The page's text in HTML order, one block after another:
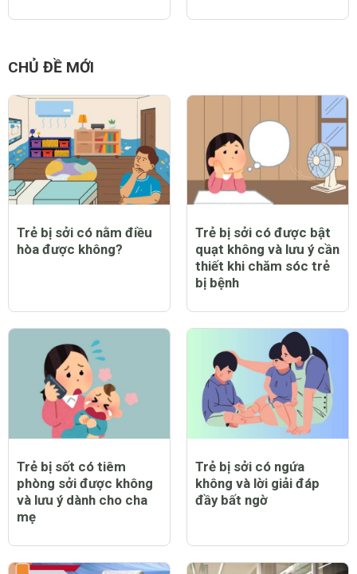
CHỦ ĐỀ MỚI
Trẻ bị sởi có nằm điều
hòa được không?
Trẻ bị sởi có được bật
quạt không và lưu ý cần
thiết khi chăm sóc trẻ
bị bệnh
Trẻ bị sốt có tiêm
phòng sởi được không
và lưu ý dành cho cha
mẹ
Trẻ bị sởi có ngứa
không và lời giải đáp
đầy bất ngờ